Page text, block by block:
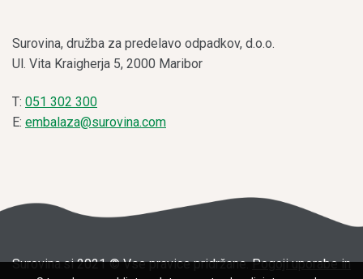
Surovina, družba za predelavo odpadkov, d.o.o.
Ul. Vita Kraigherja 5, 2000 Maribor
T: 051 302 300
E: embalaza@surovina.com
Surovina.si 2021 © Vse pravice pridržane. Pogoji uporabe in